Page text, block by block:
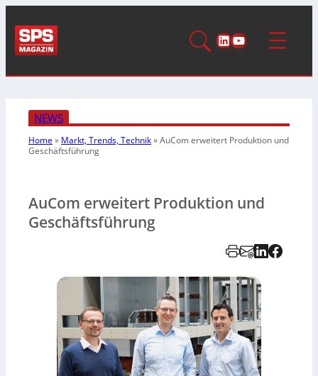
LinkedIn
YouTube
NEWS
Home» Markt, Trends, Technik»AuCom erweitert Produktion und
Geschäftsführung
AuCom erweitert Produktion und
Geschäftsführung